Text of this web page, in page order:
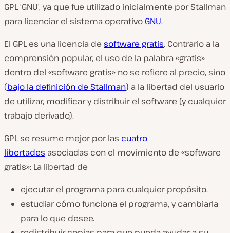
GPL ‘GNU’, ya que fue utilizado inicialmente por Stallman
para licenciar el sistema operativo GNU.
El GPL es una licencia de software gratis. Contrario a la
comprensión popular, el uso de la palabra «gratis»
dentro del «software gratis» no se refiere al precio, sino
(bajo la definición de Stallman) a la libertad del usuario
de utilizar, modificar y distribuir el software (y cualquier
trabajo derivado).
GPL se resume mejor por las cuatro
libertades asociadas con el movimiento de «software
gratis»: La libertad de
ejecutar el programa para cualquier propósito.
estudiar cómo funciona el programa, y cambiarla
para lo que desee.